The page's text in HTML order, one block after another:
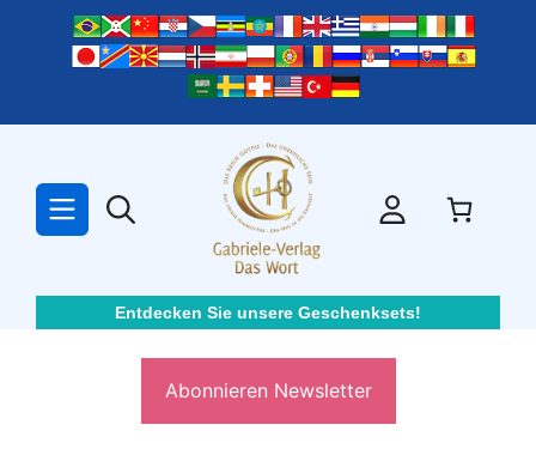
springen
Entdecken Sie unsere Geschenksets!
Abonnieren Newsletter